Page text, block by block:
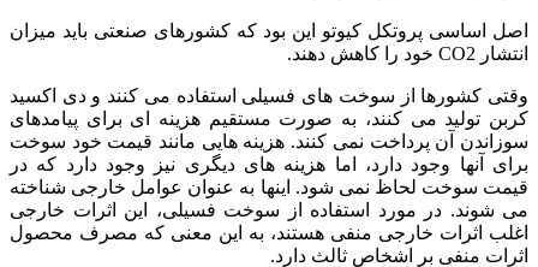
اصل اساسی پروتکل کیوتو این بود که کشورهای صنعتی باید میزان
انتشار CO2 خود را کاهش دهند.
وقتی کشورها از سوخت های فسیلی استفاده می کنند و دی اکسید
کربن تولید می کنند، به صورت مستقیم هزینه ای برای پیامدهای
سوزاندن آن پرداخت نمی کنند. هزینه هایی مانند قیمت خود سوخت
برای آنها وجود دارد، اما هزینه های دیگری نیز وجود دارد که در
قیمت سوخت لحاظ نمی شود. اینها به عنوان عوامل خارجی شناخته
می شوند. در مورد استفاده از سوخت فسیلی، این اثرات خارجی
اغلب اثرات خارجی منفی هستند، به این معنی که مصرف محصول
اثرات منفی بر اشخاص ثالث دارد.